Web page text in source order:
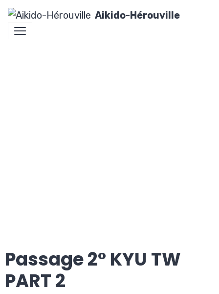
Aikido-Hérouville
Passage 2° KYU TW
PART 2